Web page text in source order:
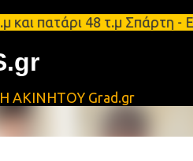
48 τ.μ Σπάρτη
ΑΚΙΝΗΤΟΥ Grad.gr